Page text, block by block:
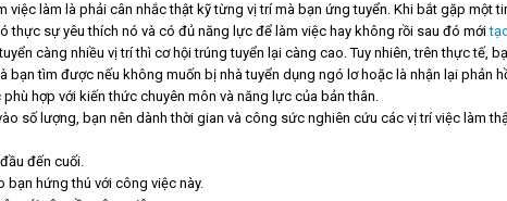
việc làm là phải cân nhắc thật kỹ từng vị trí mà bạn ứng tuyển. Khi bắt gặp một
thực sự yêu thích nó và có đủ năng lực để làm việc hay không rồi sau đó mới
càng nhiều vị trí thì cơ hội trúng tuyển lại càng cao. Tuy nhiên, trên thực tế,
bạn tìm được nếu không muốn bị nhà tuyển dụng ngó lơ hoặc là nhận lại phản
hợp với kiến thức chuyên môn và năng lực của bản thân.
số lượng, bạn nên dành thời gian và công sức nghiên cứu các vị trí việc làm
đến cuối.
hứng thú với công việc này.